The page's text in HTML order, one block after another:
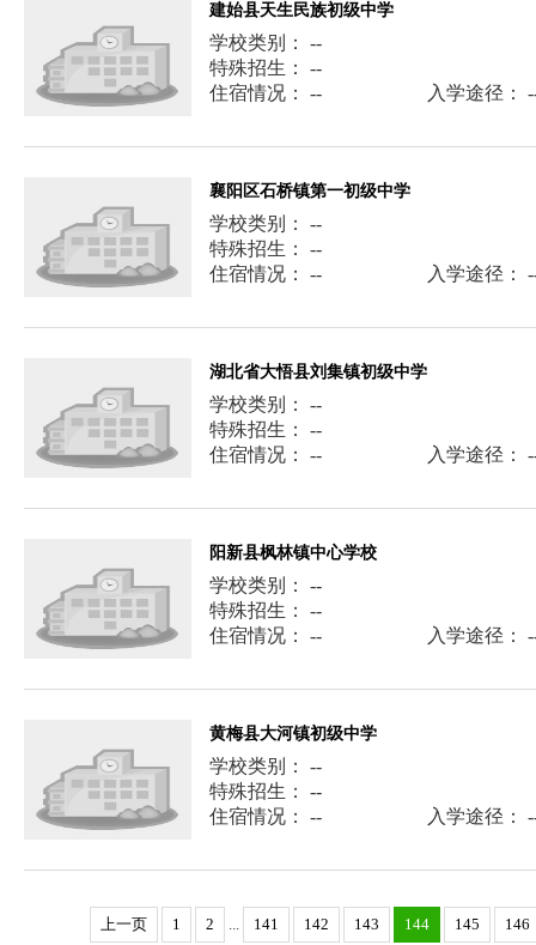
建始县天生民族初级中学
学校类别： --
特殊招生： --
住宿情况： --
入学途径：
襄阳区石桥镇第一初级中学
学校类别： --
特殊招生： --
住宿情况： --
入学途径：
湖北省大悟县刘集镇初级中学
学校类别： --
特殊招生： --
住宿情况： --
入学途径：
阳新县枫林镇中心学校
学校类别： --
特殊招生： --
住宿情况： --
入学途径：
黄梅县大河镇初级中学
学校类别： --
特殊招生： --
住宿情况： --
入学途径：
上一页 1 2 ... 141 142 143 144 145 146